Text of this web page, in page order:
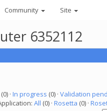
Community Site
6352112
· In progress (0) · Validation
All (0) · Rosetta (0) ·